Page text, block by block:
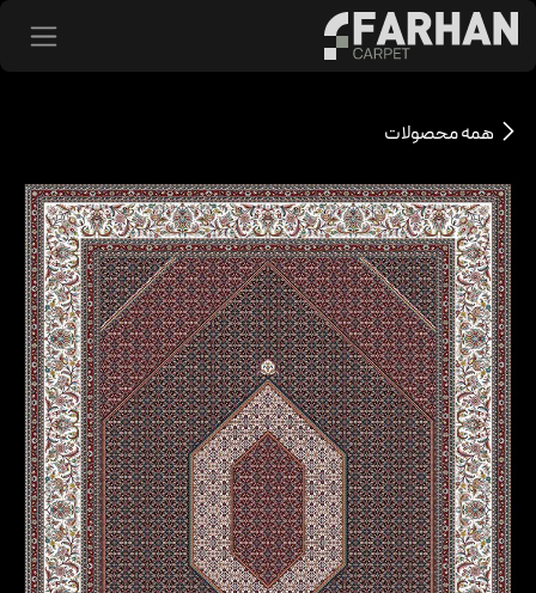
رد شدن به محتوا
همه محصولات